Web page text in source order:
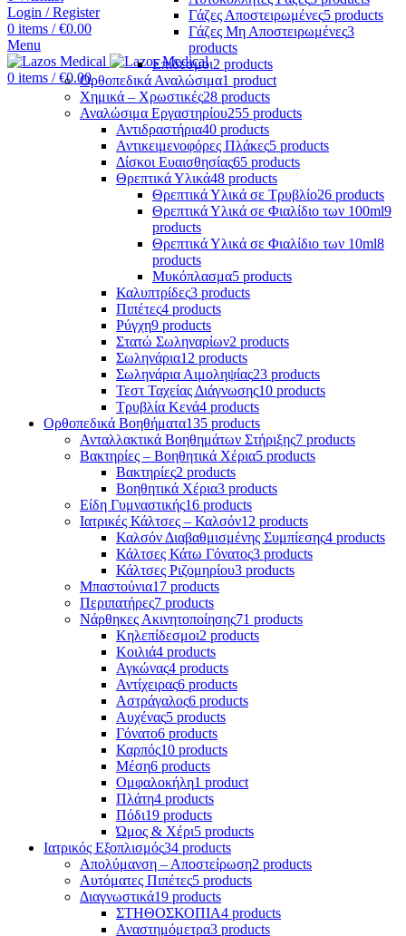
Login / Register
0 items / €0.00
Menu
0 items / €0.00
Γάζες Αποστειρωμένες5 products
Γάζες Μη Αποστειρωμένες3
products
Επίδεσμοι2 products
Ορθοπεδικά Αναλώσιμα1 product
Χημικά – Χρωστικές28 products
Αναλώσιμα Εργαστηρίου255 products
Αντιδραστήρια40 products
Αντικειμενοφόρες Πλάκες5 products
Δίσκοι Ευαισθησίας65 products
Θρεπτικά Υλικά48 products
Θρεπτικά Υλικά σε Τρυβλίο26 products
Θρεπτικά Υλικά σε Φιαλίδιο των 100ml9
products
Θρεπτικά Υλικά σε Φιαλίδιο των 10ml8
products
Μυκόπλασμα5 products
Καλυπτρίδες3 products
Πιπέτες4 products
Ρύγχη9 products
Στατώ Σωληναρίων2 products
Σωληνάρια12 products
Σωληνάρια Αιμοληψίας23 products
Τεστ Ταχείας Διάγνωσης10 products
Τρυβλία Κενά4 products
Ορθοπεδικά Βοηθήματα135 products
Ανταλλακτικά Βοηθημάτων Στήριξης7 products
Βακτηρίες – Βοηθητικά Χέρια5 products
Βακτηρίες2 products
Βοηθητικά Χέρια3 products
Είδη Γυμναστικής16 products
Ιατρικές Κάλτσες – Καλσόν12 products
Καλσόν Διαβαθμισμένης Συμπίεσης4 products
Κάλτσες Κάτω Γόνατος3 products
Κάλτσες Ριζομηρίου3 products
Μπαστούνια17 products
Περιπατήρες7 products
Νάρθηκες Ακινητοποίησης71 products
Κηλεπίδεσμοι2 products
Κοιλιά4 products
Αγκώνας4 products
Αντίχειρας6 products
Αστράγαλος6 products
Αυχένας5 products
Γόνατο6 products
Καρπός10 products
Μέση6 products
Ομφαλοκήλη1 product
Πλάτη4 products
Πόδι19 products
Ώμος & Χέρι5 products
Ιατρικός Εξοπλισμός34 products
Απολύμανση – Αποστείρωση2 products
Αυτόματες Πιπέτες5 products
Διαγνωστικά19 products
ΣΤΗΘΟΣΚΟΠΙΑ4 products
Αναστημόμετρα3 products